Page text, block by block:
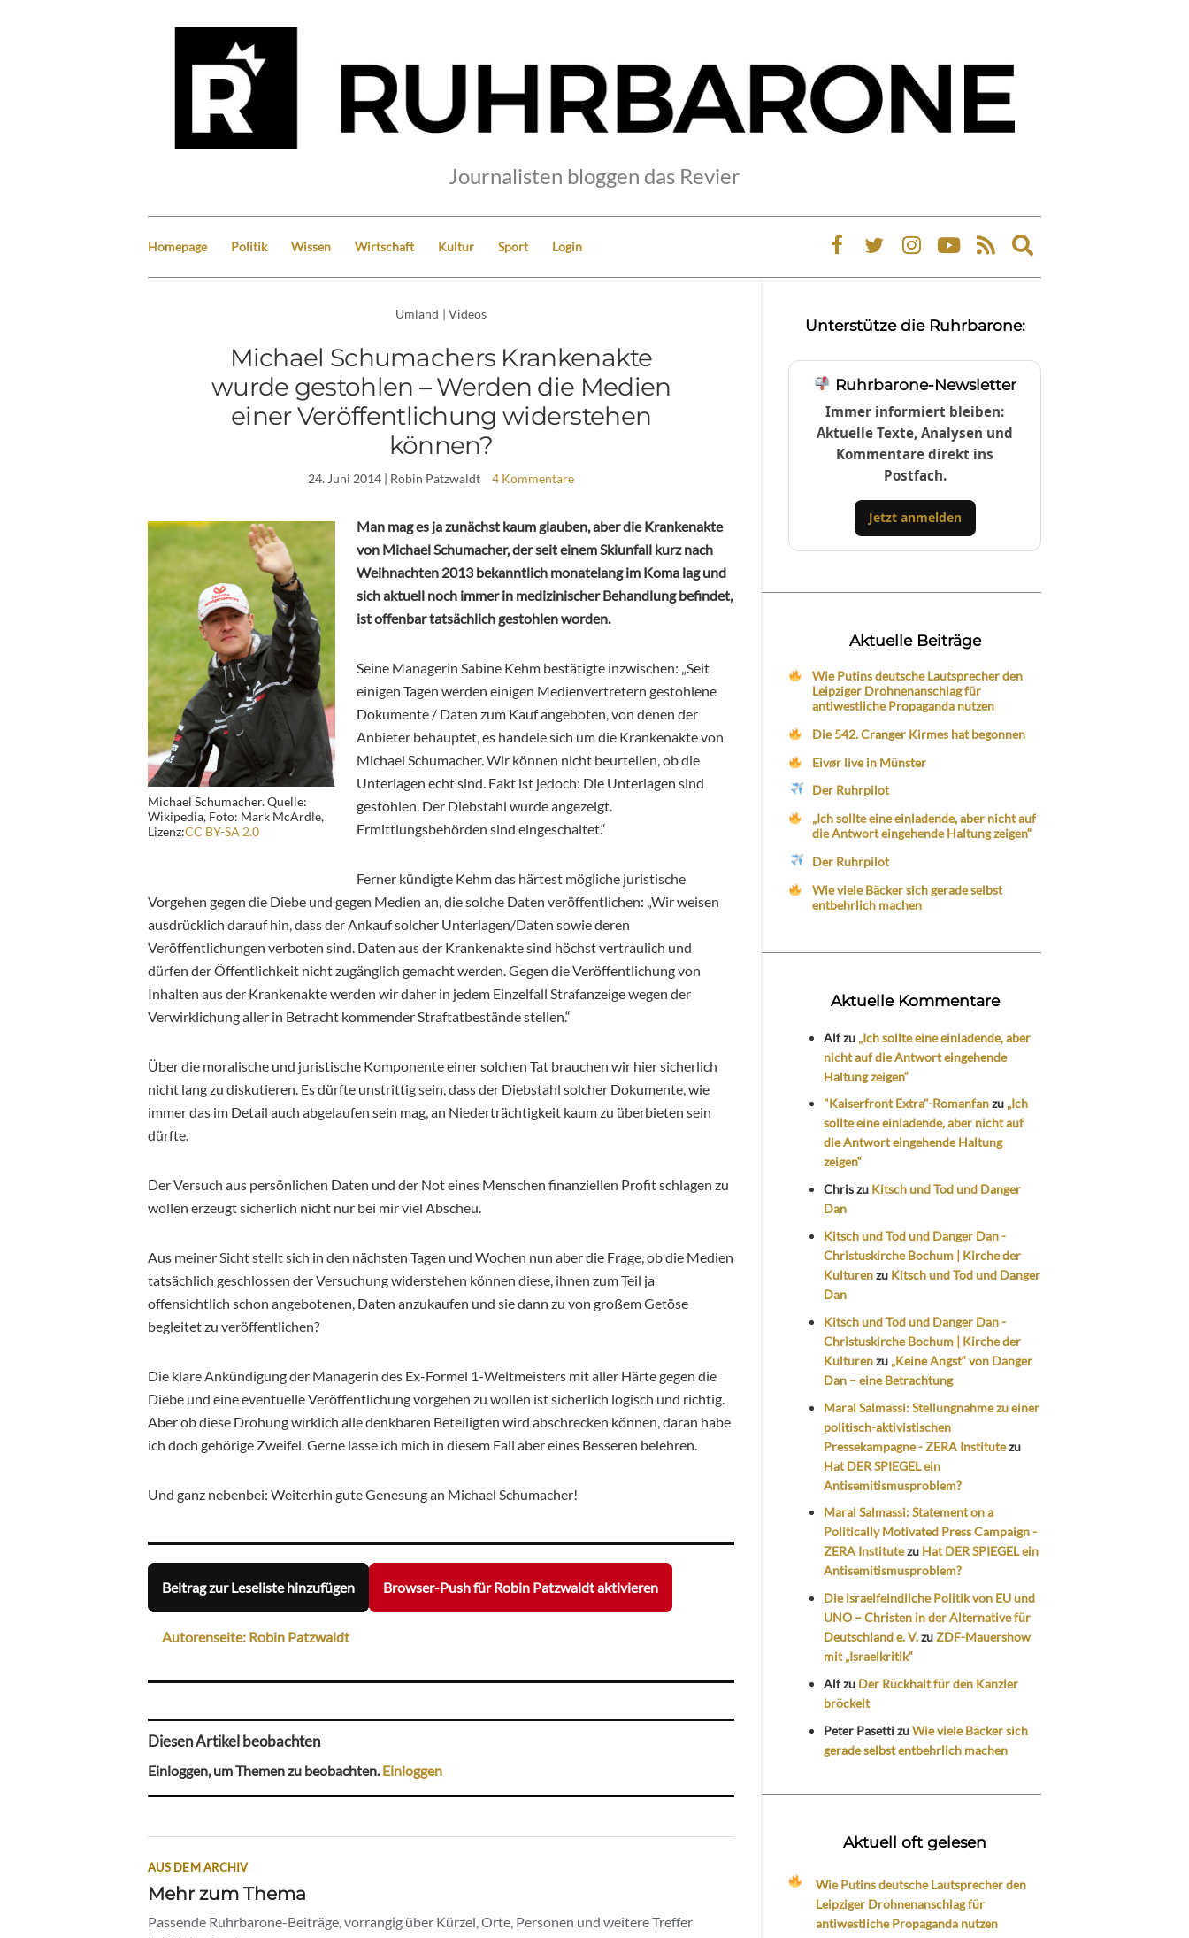
Journalisten bloggen das Revier
Homepage Politik Wissen Wirtschaft Kultur Sport Login
Expand
search
Umland | Videos
Michael Schumachers Krankenakte
wurde gestohlen – Werden die Medien
einer Veröffentlichung widerstehen
können?
24. Juni 2014 | Robin Patzwaldt 4 Kommentare
Michael Schumacher. Quelle:
Wikipedia, Foto: Mark McArdle,
Lizenz:CC BY-SA 2.0
Man mag es ja zunächst kaum glauben, aber die Krankenakte
von Michael Schumacher, der seit einem Skiunfall kurz nach
Weihnachten 2013 bekanntlich monatelang im Koma lag und
sich aktuell noch immer in medizinischer Behandlung befindet,
ist offenbar tatsächlich gestohlen worden.
Seine Managerin Sabine Kehm bestätigte inzwischen: „Seit
einigen Tagen werden einigen Medienvertretern gestohlene
Dokumente / Daten zum Kauf angeboten, von denen der
Anbieter behauptet, es handele sich um die Krankenakte von
Michael Schumacher. Wir können nicht beurteilen, ob die
Unterlagen echt sind. Fakt ist jedoch: Die Unterlagen sind
gestohlen. Der Diebstahl wurde angezeigt.
Ermittlungsbehörden sind eingeschaltet.“
Ferner kündigte Kehm das härtest mögliche juristische
Vorgehen gegen die Diebe und gegen Medien an, die solche Daten veröffentlichen: „Wir weisen
ausdrücklich darauf hin, dass der Ankauf solcher Unterlagen/Daten sowie deren
Veröffentlichungen verboten sind. Daten aus der Krankenakte sind höchst vertraulich und
dürfen der Öffentlichkeit nicht zugänglich gemacht werden. Gegen die Veröffentlichung von
Inhalten aus der Krankenakte werden wir daher in jedem Einzelfall Strafanzeige wegen der
Verwirklichung aller in Betracht kommender Straftatbestände stellen.“
Über die moralische und juristische Komponente einer solchen Tat brauchen wir hier sicherlich
nicht lang zu diskutieren. Es dürfte unstrittig sein, dass der Diebstahl solcher Dokumente, wie
immer das im Detail auch abgelaufen sein mag, an Niederträchtigkeit kaum zu überbieten sein
dürfte.
Der Versuch aus persönlichen Daten und der Not eines Menschen finanziellen Profit schlagen zu
wollen erzeugt sicherlich nicht nur bei mir viel Abscheu.
Aus meiner Sicht stellt sich in den nächsten Tagen und Wochen nun aber die Frage, ob die Medien
tatsächlich geschlossen der Versuchung widerstehen können diese, ihnen zum Teil ja
offensichtlich schon angebotenen, Daten anzukaufen und sie dann zu von großem Getöse
begleitet zu veröffentlichen?
Die klare Ankündigung der Managerin des Ex-Formel 1-Weltmeisters mit aller Härte gegen die
Diebe und eine eventuelle Veröffentlichung vorgehen zu wollen ist sicherlich logisch und richtig.
Aber ob diese Drohung wirklich alle denkbaren Beteiligten wird abschrecken können, daran habe
ich doch gehörige Zweifel. Gerne lasse ich mich in diesem Fall aber eines Besseren belehren.
Und ganz nebenbei: Weiterhin gute Genesung an Michael Schumacher!
Beitrag zur Leseliste hinzufügen Browser-Push für Robin Patzwaldt aktivieren
Autorenseite: Robin Patzwaldt
Diesen Artikel beobachten
Einloggen, um Themen zu beobachten.Einloggen
AUS DEM ARCHIV
Mehr zum Thema
Passende Ruhrbarone-Beiträge, vorrangig über Kürzel, Orte, Personen und weitere Treffer
Unterstütze die Ruhrbarone:
Ruhrbarone-Newsletter
Immer informiert bleiben:
Aktuelle Texte, Analysen und
Kommentare direkt ins
Postfach.
Jetzt anmelden
Aktuelle Beiträge
Wie Putins deutsche Lautsprecher den
Leipziger Drohnenanschlag für
antiwestliche Propaganda nutzen
Die 542. Cranger Kirmes hat begonnen
Eivør live in Münster
Der Ruhrpilot
„Ich sollte eine einladende, aber nicht auf
die Antwort eingehende Haltung zeigen“
Der Ruhrpilot
Wie viele Bäcker sich gerade selbst
entbehrlich machen
Aktuelle Kommentare
Alfzu „Ich sollte eine einladende, aber
nicht auf die Antwort eingehende
Haltung zeigen“
"Kaiserfront Extra"-Romanfanzu „Ich
sollte eine einladende, aber nicht auf
die Antwort eingehende Haltung
zeigen“
Chriszu Kitsch und Tod und Danger
Dan
Kitsch und Tod und Danger Dan -
Christuskirche Bochum | Kirche der
Kulturenzu Kitsch und Tod und Danger
Dan
Kitsch und Tod und Danger Dan -
Christuskirche Bochum | Kirche der
Kulturenzu „Keine Angst“ von Danger
Dan – eine Betrachtung
Maral Salmassi: Stellungnahme zu einer
politisch-aktivistischen
Pressekampagne - ZERA Institutezu
Hat DER SPIEGEL ein
Antisemitismusproblem?
Maral Salmassi: Statement on a
Politically Motivated Press Campaign -
ZERA Institutezu Hat DER SPIEGEL ein
Antisemitismusproblem?
Die israelfeindliche Politik von EU und
UNO – Christen in der Alternative für
Deutschland e. V.zuZDF-Mauershow
mit „Israelkritik“
Alfzu Der Rückhalt für den Kanzler
bröckelt
Peter PasettizuWie viele Bäcker sich
gerade selbst entbehrlich machen
Aktuell oft gelesen
Wie Putins deutsche Lautsprecher den
Leipziger Drohnenanschlag für
antiwestliche Propaganda nutzen